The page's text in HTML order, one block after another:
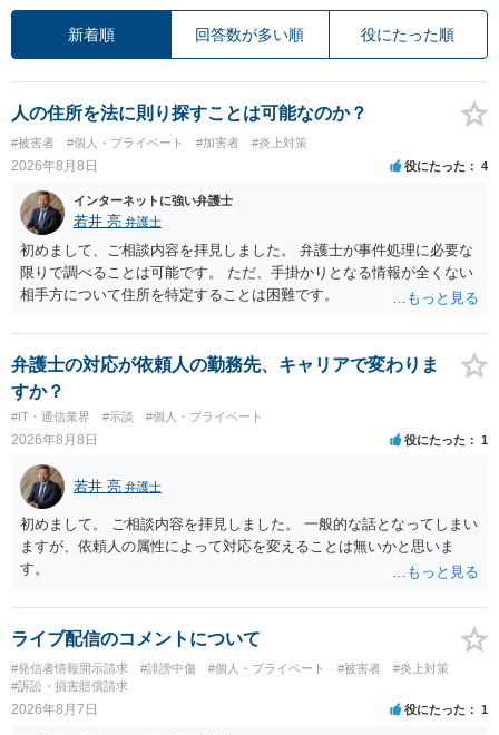
新着順 回答数が多い順 役にたった順
人の住所を法に則り探すことは可能なのか？
#被害者 #個人・プライベート #加害者 #炎上対策
2026年8月8日 役にたった 4
インターネットに強い弁護士
若井 亮 弁護士
初めまして、ご相談内容を拝見しました。 弁護士が事件処理に必要な
限りで調べることは可能です。 ただ、手掛かりとなる情報が全くない
相手方について住所を特定することは困難です。
弁護士の対応が依頼人の勤務先、キャリアで変わりま
すか？
#IT・通信業界 #示談 #個人・プライベート
2026年8月8日 役にたった 1
若井 亮 弁護士
初めまして。 ご相談内容を拝見しました。 一般的な話となってしまい
ますが、依頼人の属性によって対応を変えることは無いかと思いま
す。
ライブ配信のコメントについて
#発信者情報開示請求 #誹謗中傷 #個人・プライベート #被害者
#炎上対策
#訴訟・損害賠償請求
2026年8月7日 役にたった 1